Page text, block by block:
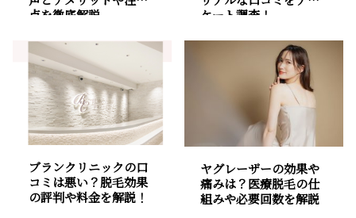
点を徹底解説
ケート調査！
ブランクリニックの口
コミは悪い？脱毛効果
の評判や料金を解説！
ヤグレーザーの効果や
痛みは？医療脱毛の仕
組みや必要回数を解説